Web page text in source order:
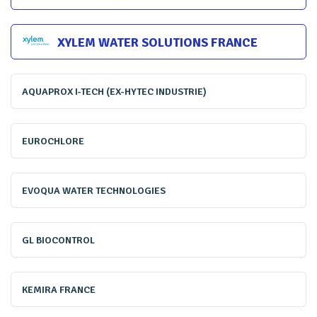
responsable technique des produits formulés chez BWT.
TAR) sans aucune alerte Legionella Pneumophila 1 Eau de
XYLEM WATER SOLUTIONS FRANCE
AQUAPROX I-TECH (EX-HYTEC INDUSTRIE)
EUROCHLORE
EVOQUA WATER TECHNOLOGIES
GL BIOCONTROL
KEMIRA FRANCE